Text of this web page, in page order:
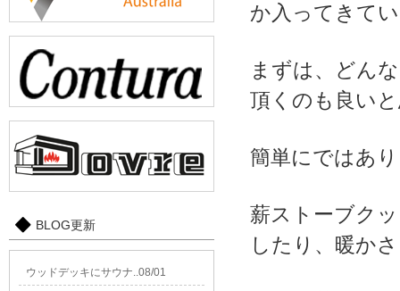
か入ってきて
まずは、どん
頂くのも良い
簡単にではあ
薪ストーブク
したり、暖か
BLOG更新
ウッドデッキにサウナ..08/01